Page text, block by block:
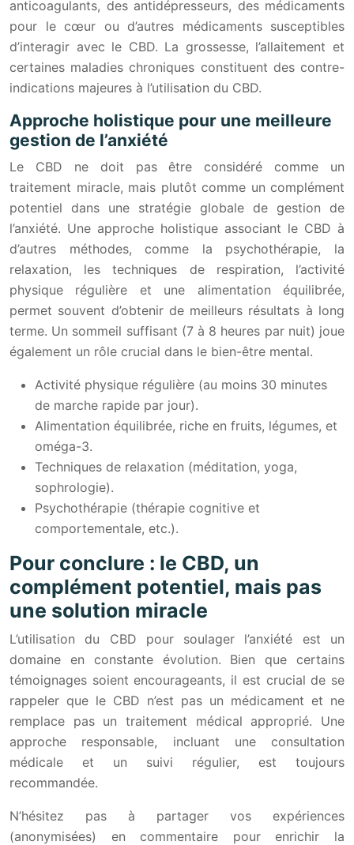
anticoagulants, des antidépresseurs, des médicaments
pour le cœur ou d’autres médicaments susceptibles
d’interagir avec le CBD. La grossesse, l’allaitement et
certaines maladies chroniques constituent des contre-
indications majeures à l’utilisation du CBD.
Approche holistique pour une meilleure
gestion de l’anxiété
Le CBD ne doit pas être considéré comme un
traitement miracle, mais plutôt comme un complément
potentiel dans une stratégie globale de gestion de
l’anxiété. Une approche holistique associant le CBD à
d’autres méthodes, comme la psychothérapie, la
relaxation, les techniques de respiration, l’activité
physique régulière et une alimentation équilibrée,
permet souvent d’obtenir de meilleurs résultats à long
terme. Un sommeil suffisant (7 à 8 heures par nuit) joue
également un rôle crucial dans le bien-être mental.
Activité physique régulière (au moins 30 minutes
de marche rapide par jour).
Alimentation équilibrée, riche en fruits, légumes, et
oméga-3.
Techniques de relaxation (méditation, yoga,
sophrologie).
Psychothérapie (thérapie cognitive et
comportementale, etc.).
Pour conclure : le CBD, un
complément potentiel, mais pas
une solution miracle
L’utilisation du CBD pour soulager l’anxiété est un
domaine en constante évolution. Bien que certains
témoignages soient encourageants, il est crucial de se
rappeler que le CBD n’est pas un médicament et ne
remplace pas un traitement médical approprié. Une
approche responsable, incluant une consultation
médicale et un suivi régulier, est toujours
recommandée.
N’hésitez pas à partager vos expériences
(anonymisées) en commentaire pour enrichir la